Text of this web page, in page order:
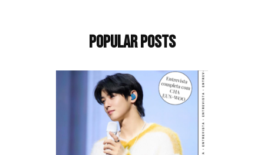
Popular Posts